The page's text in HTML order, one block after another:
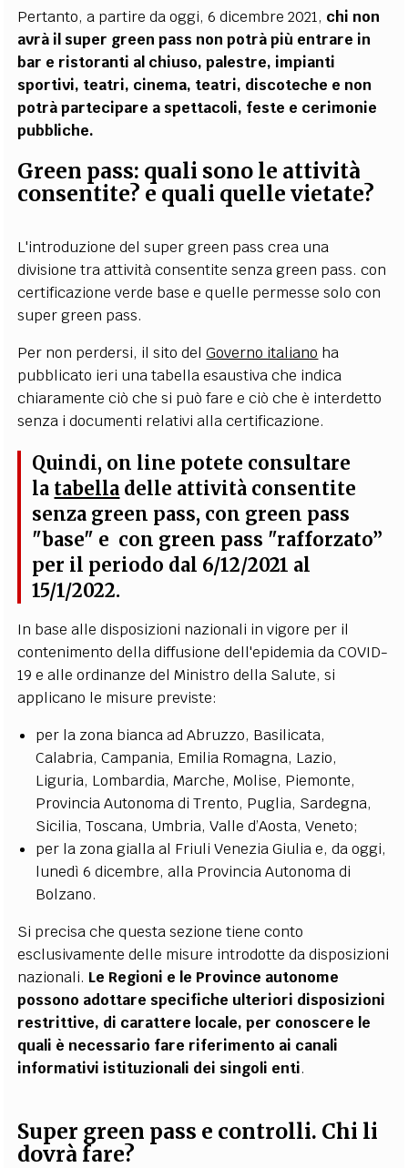
Pertanto, a partire da oggi, 6 dicembre 2021, chi non
avrà il super green pass non potrà più entrare in
bar e ristoranti al chiuso, palestre, impianti
sportivi, teatri, cinema, teatri, discoteche e non
potrà partecipare a spettacoli, feste e cerimonie
pubbliche.
Green pass: quali sono le attività
consentite? e quali quelle vietate?
L'introduzione del super green pass crea una
divisione tra attività consentite senza green pass. con
certificazione verde base e quelle permesse solo con
super green pass.
Per non perdersi, il sito delGoverno italiano ha
pubblicato ieri una tabella esaustiva che indica
chiaramente ciò che si può fare e ciò che è interdetto
senza i documenti relativi alla certificazione.
Quindi, on line potete consultare
la tabella delle attività consentite
senza green pass, con green pass
"base" e con green pass "rafforzato”
per il periodo dal 6/12/2021 al
15/1/2022.
In base alle disposizioni nazionali in vigore per il
contenimento della diffusione dell'epidemia da COVID-
19 e alle ordinanze del Ministro della Salute, si
applicano le misure previste:
per la zona bianca ad Abruzzo, Basilicata,
Calabria, Campania, Emilia Romagna, Lazio,
Liguria, Lombardia, Marche, Molise, Piemonte,
Provincia Autonoma di Trento, Puglia, Sardegna,
Sicilia, Toscana, Umbria, Valle d’Aosta, Veneto;
per la zona gialla al Friuli Venezia Giulia e, da oggi,
lunedì 6 dicembre, alla Provincia Autonoma di
Bolzano.
Si precisa che questa sezione tiene conto
esclusivamente delle misure introdotte da disposizioni
nazionali. Le Regioni e le Province autonome
possono adottare specifiche ulteriori disposizioni
restrittive, di carattere locale, per conoscere le
quali è necessario fare riferimento ai canali
informativi istituzionali dei singoli enti.
Super green pass e controlli. Chi li
dovrà fare?